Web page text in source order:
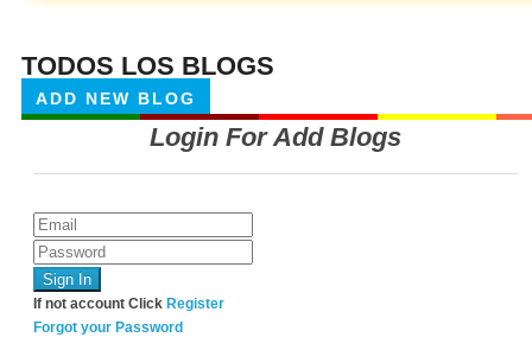
TODOS LOS BLOGS
ADD NEW BLOG
Login For Add Blogs
If not account Click Register
Forgot your Password